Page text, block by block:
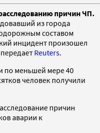
причин ЧП.
из города
составом
инцидент произошел
Reuters.
по меньшей мере 40
человек получили
причин
аварии к